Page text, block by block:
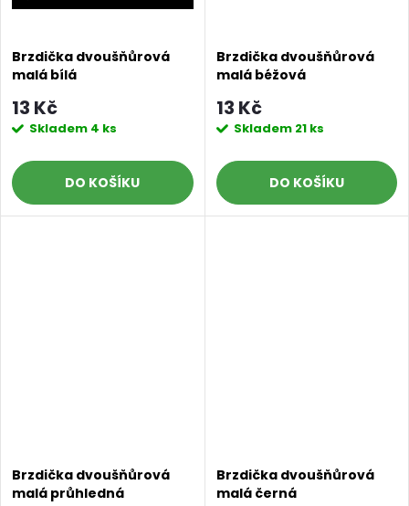
Brzdička dvoušňůrová
malá bílá
13 Kč
Skladem 4 ks
DO KOŠÍKU
Brzdička dvoušňůrová
malá béžová
13 Kč
Skladem 21 ks
DO KOŠÍKU
Brzdička dvoušňůrová
malá průhledná
Brzdička dvoušňůrová
malá černá